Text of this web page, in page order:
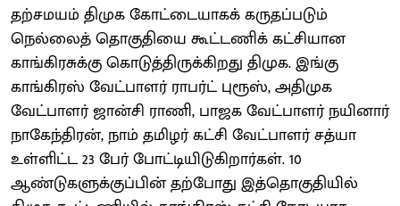
தற்சமயம் திமுக கோட்டையாகக் கருதப்படும்
நெல்லைத் தொகுதியை கூட்டணிக் கட்சியான
காங்கிரசுக்கு கொடுத்திருக்கிறது திமுக. இங்கு
காங்கிரஸ் வேட்பாளர் ராபர்ட் புரூஸ், அதிமுக
வேட்பாளர் ஜான்சி ராணி, பாஜக வேட்பாளர் நயினார்
நாகேந்திரன், நாம் தமிழர் கட்சி வேட்பாளர் சத்யா
உள்ளிட்ட 23 பேர் போட்டியிடுகிறார்கள். 10
ஆண்டுகளுக்குப்பின் தற்போது இத்தொகுதியில்